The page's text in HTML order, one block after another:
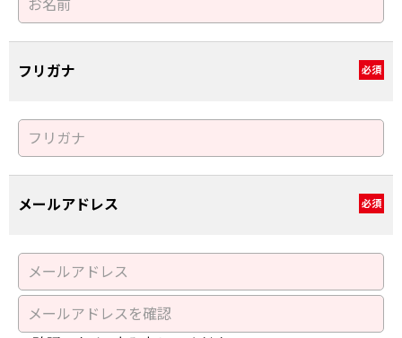
フリガナ 必須
メールアドレス 必須